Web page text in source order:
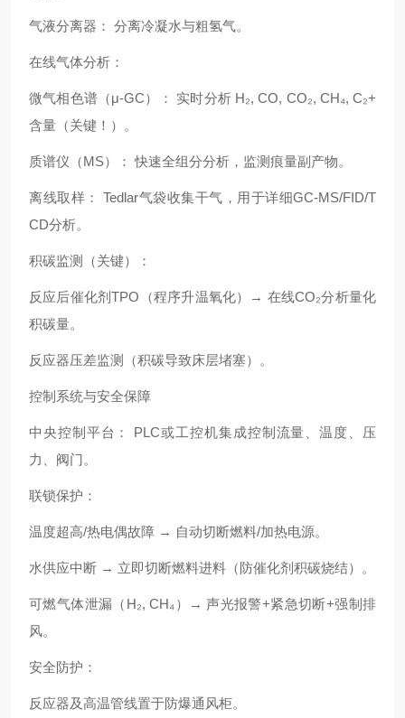
气液分离器： 分离冷凝水与粗氢气。
在线气体分析：
微气相色谱（μ-GC）： 实时分析 H₂, CO, CO₂, CH₄, C₂+
含量（关键！）。
质谱仪（MS）： 快速全组分分析，监测痕量副产物。
离线取样： Tedlar气袋收集干气，用于详细GC-MS/FID/T
CD分析。
积碳监测（关键）：
反应后催化剂TPO（程序升温氧化）→ 在线CO₂分析量化
积碳量。
反应器压差监测（积碳导致床层堵塞）。
控制系统与安全保障
中央控制平台： PLC或工控机集成控制流量、温度、压
力、阀门。
联锁保护：
温度超高/热电偶故障 → 自动切断燃料/加热电源。
水供应中断 → 立即切断燃料进料（防催化剂积碳烧结）。
可燃气体泄漏（H₂, CH₄）→ 声光报警+紧急切断+强制排
风。
安全防护：
反应器及高温管线置于防爆通风柜。